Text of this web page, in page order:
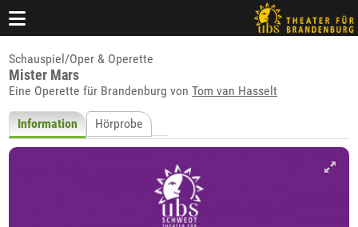
Schauspiel/Oper & Operette
Mister Mars
Eine Operette für Brandenburg vonTom van Hasselt
Information Hörprobe